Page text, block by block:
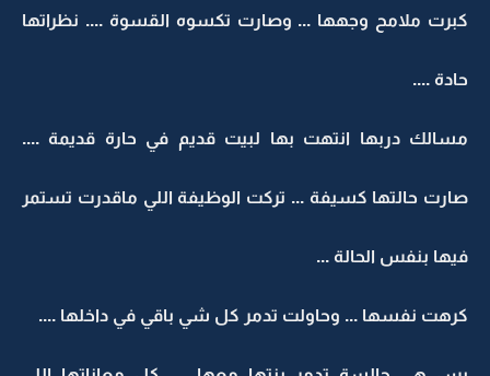
كبرت ملامح وجهها ... وصارت تكسوه القسوة .... نظراتها
حادة ....
مسالك دربها انتهت بها لبيت قديم في حارة قديمة ....
صارت حالتها كسيفة ... تركت الوظيفة اللي ماقدرت تستمر
فيها بنفس الحالة ...
كرهت نفسها ... وحاولت تدمر كل شي باقي في داخلها ....